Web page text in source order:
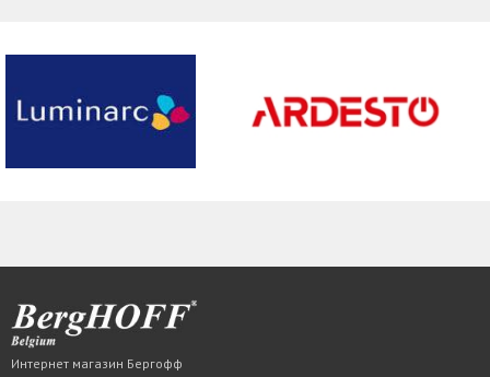
Интернет магазин Бергофф